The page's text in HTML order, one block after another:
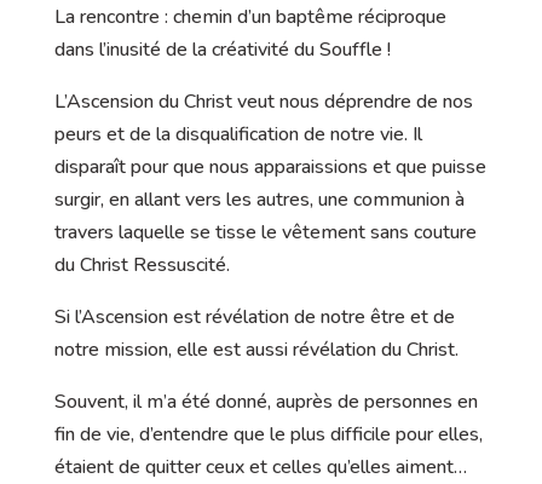
La rencontre : chemin d’un baptême réciproque
dans l’inusité de la créativité du Souffle !
L’Ascension du Christ veut nous déprendre de nos
peurs et de la disqualification de notre vie. Il
disparaît pour que nous apparaissions et que puisse
surgir, en allant vers les autres, une communion à
travers laquelle se tisse le vêtement sans couture
du Christ Ressuscité.
Si l’Ascension est révélation de notre être et de
notre mission, elle est aussi révélation du Christ.
Souvent, il m’a été donné, auprès de personnes en
fin de vie, d’entendre que le plus difficile pour elles,
étaient de quitter ceux et celles qu’elles aiment…